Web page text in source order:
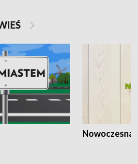
Nowoczesna